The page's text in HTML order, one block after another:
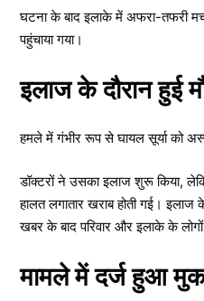
घटना के बाद इलाके में अफरा-तफरी
पहुंचाया गया।
इलाज के दौरान हुई
हमले में गंभीर रूप से घायल सूर्या को
डॉक्टरों ने उसका इलाज शुरू किया,
हालत लगातार खराब होती गई। इलाज
खबर के बाद परिवार और इलाके के
मामले में दर्ज हुआ